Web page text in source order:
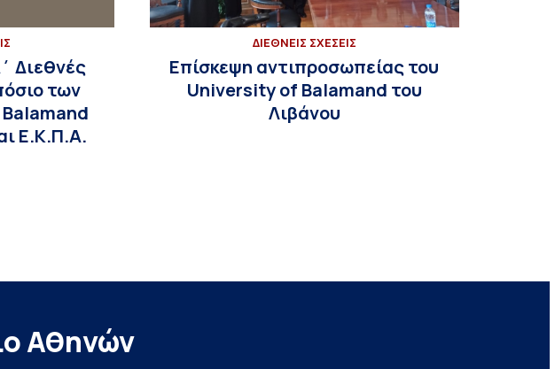
Διεθνές
των
Ε.Κ.Π.Α.
ΔΙΕΘΝΕΙΣ ΣΧΕΣΕΙΣ
Επίσκεψη αντιπροσωπείας του
University of Balamand του
Λιβάνου
Αθηνών